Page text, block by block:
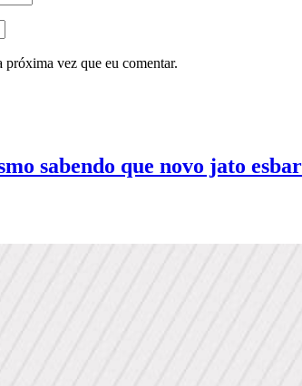
próxima vez que eu comentar.
sabendo que novo jato